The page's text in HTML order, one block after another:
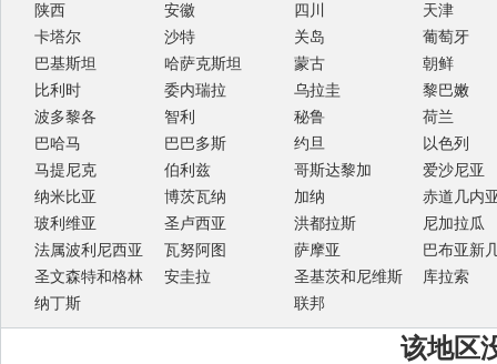
陕西
安徽 四川
天津
卡塔尔
沙特 关岛
葡萄牙
巴基斯坦
哈萨克斯坦 蒙古
朝鲜
比利时
委内瑞拉 乌拉圭
黎巴嫩
波多黎各
智利 秘鲁
荷兰
巴哈马
巴巴多斯 约旦
以色列
马提尼克
伯利兹 哥斯达黎加
爱沙尼亚
纳米比亚
博茨瓦纳 加纳
赤道几内
玻利维亚
圣卢西亚 洪都拉斯
尼加拉瓜
法属波利尼西亚
瓦努阿图 萨摩亚
巴布亚新
圣文森特和格林
纳丁斯
安圭拉
圣基茨和尼维斯
联邦
库拉索
该地区